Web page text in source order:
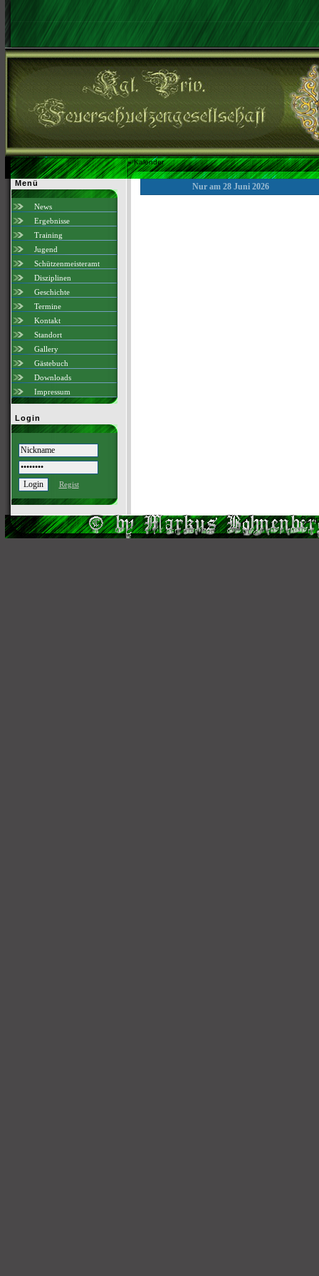
»Kalender
Menü
News
Ergebnisse
Training
Jugend
Schützenmeisteramt
Disziplinen
Geschichte
Termine
Kontakt
Standort
Gallery
Gästebuch
Downloads
Impressum
Login
Regist
Nur am 28 Juni 2026